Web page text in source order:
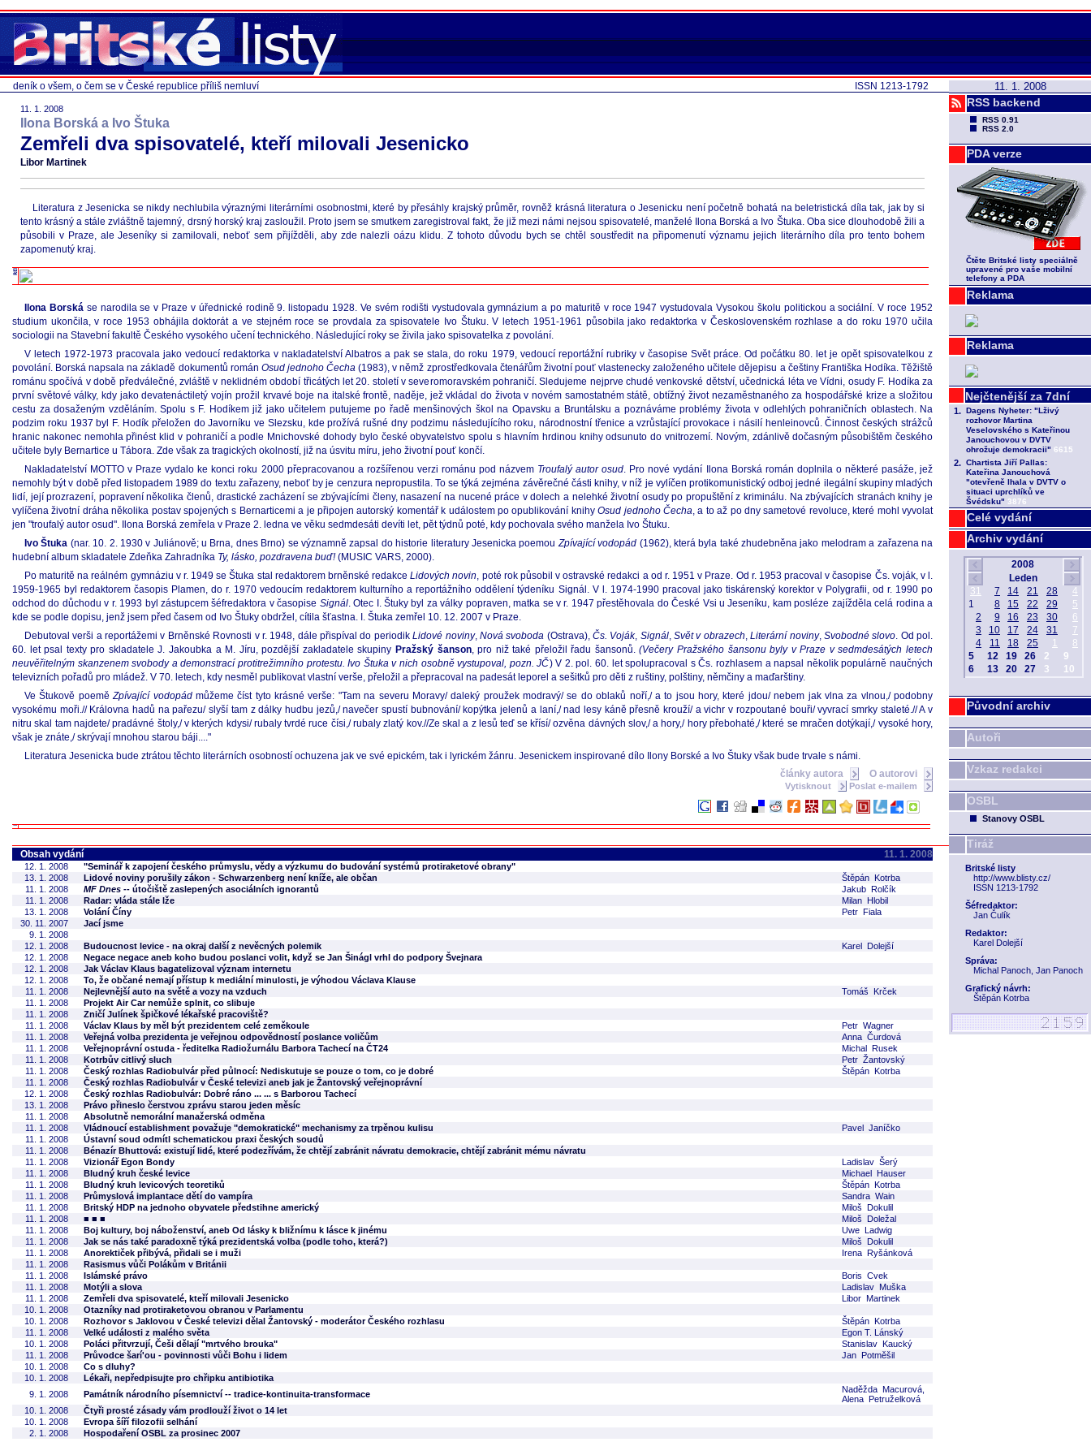
11. 1. 2008
RSS backend
RSS 0.91
RSS 2.0
PDA verze
Čtěte Britské listy speciálně
upravené pro vaše mobilní
telefony a PDA
Reklama
Reklama
Celé vydání
Archiv vydání
Původní archiv
Autoři
Vzkaz redakci
OSBL
Stanovy OSBL
Tiráž
Britské listy
http://www.blisty.cz/
ISSN 1213-1792
Šéfredaktor:
Jan Čulík
Redaktor:
Karel Dolejší
Správa:
Michal Panoch, Jan Panoch
Grafický návrh:
Štěpán Kotrba
ISSN 1213-1792
deník o všem, o čem se v České republice příliš nemluví
11. 1. 2008
Ilona Borská a Ivo Štuka
Zemřeli dva spisovatelé, kteří milovali Jesenicko
Libor Martinek
Literatura z Jesenicka se nikdy nechlubila výraznými literárními osobnostmi, které by přesáhly krajský průměr, rovněž krásná literatura o Jesenicku není početně bohatá na beletristická díla tak, jak by si
tento krásný a stále zvláštně tajemný, drsný horský kraj zasloužil. Proto jsem se smutkem zaregistroval fakt, že již mezi námi nejsou spisovatelé, manželé Ilona Borská a Ivo Štuka. Oba sice dlouhodobě žili a
působili v Praze, ale Jeseníky si zamilovali, neboť sem přijížděli, aby zde nalezli oázu klidu. Z tohoto důvodu bych se chtěl soustředit na připomenutí významu jejich literárního díla pro tento bohem
zapomenutý kraj.
Ilona Borskáse narodila se v Praze v úřednické rodině 9. listopadu 1928. Ve svém rodišti vystudovala gymnázium a po maturitě v roce 1947 vystudovala Vysokou školu politickou a sociální. V roce 1952
studium ukončila, v roce 1953 obhájila doktorát a ve stejném roce se provdala za spisovatele Ivo Štuku. V letech 1951-1961 působila jako redaktorka v Československém rozhlase a do roku 1970 učila
sociologii na Stavební fakultě Českého vysokého učení technického. Následující roky se živila jako spisovatelka z povolání.
V letech 1972-1973 pracovala jako vedoucí redaktorka v nakladatelství Albatros a pak se stala, do roku 1979, vedoucí reportážní rubriky v časopise Svět práce. Od počátku 80. let je opět spisovatelkou z
povolání. Borská napsala na základě dokumentů román Osud jednoho Čecha (1983), v němž zprostředkovala čtenářům životní pouť vlastenecky založeného učitele dějepisu a češtiny Františka Hodíka. Těžiště
románu spočívá v době předválečné, zvláště v neklidném období třicátých let 20. století v severomoravském pohraničí. Sledujeme nejprve chudé venkovské dětství, učednická léta ve Vídni, osudy F. Hodíka za
první světové války, kdy jako devatenáctiletý vojín prožil krvavé boje na italské frontě, naděje, jež vkládal do života v novém samostatném státě, obtížný život nezaměstnaného za hospodářské krize a složitou
cestu za dosaženým vzděláním. Spolu s F. Hodíkem již jako učitelem putujeme po řadě menšinových škol na Opavsku a Bruntálsku a poznáváme problémy života v odlehlých pohraničních oblastech. Na
podzim roku 1937 byl F. Hodík přeložen do Javorníku ve Slezsku, kde prožívá rušné dny podzimu následujícího roku, národnostní třenice a vzrůstající provokace i násilí henleinovců. Činnost českých strážců
hranic nakonec nemohla přinést klid v pohraničí a podle Mnichovské dohody bylo české obyvatelstvo spolu s hlavním hrdinou knihy odsunuto do vnitrozemí. Novým, zdánlivě dočasným působištěm českého
učitele byly Bernartice u Tábora. Zde však za tragických okolností, již na úsvitu míru, jeho životní pouť končí.
Nakladatelství MOTTO v Praze vydalo ke konci roku 2000 přepracovanou a rozšířenou verzi románu pod názvem Troufalý autor osud. Pro nové vydání Ilona Borská román doplnila o některé pasáže, jež
nemohly být v době před listopadem 1989 do textu zařazeny, neboť by je cenzura nepropustila. To se týká zejména závěrečné části knihy, v níž je vylíčen protikomunistický odboj jedné ilegální skupiny mladých
lidí, její prozrazení, popravení několika členů, drastické zacházení se zbývajícími členy, nasazení na nucené práce v dolech a nelehké životní osudy po propuštění z kriminálu. Na zbývajících stranách knihy je
vylíčena životní dráha několika postav spojených s Bernarticemi a je připojen autorský komentář k událostem po opublikování knihyOsud jednoho Čecha, a to až po dny sametové revoluce, které mohl vyvolat
jen "troufalý autor osud". Ilona Borská zemřela v Praze 2. ledna ve věku sedmdesáti devíti let, pět týdnů poté, kdy pochovala svého manžela Ivo Štuku.
Ivo Štuka (nar. 10. 2. 1930 v Juliánově; u Brna, dnes Brno) se významně zapsal do historie literatury Jesenicka poemouZpívající vodopád (1962), která byla také zhudebněna jako melodram a zařazena na
hudební album skladatele Zdeňka Zahradníka Ty, lásko, pozdravena buď!(MUSIC VARS, 2000).
Po maturitě na reálném gymnáziu v r. 1949 se Štuka stal redaktorem brněnské redakceLidových novin, poté rok působil v ostravské redakci a od r. 1951 v Praze. Od r. 1953 pracoval v časopise Čs. voják, v l.
1959-1965 byl redaktorem časopis Plamen, do r. 1970 vedoucím redaktorem kulturního a reportážního oddělení týdeníku Signál. V l. 1974-1990 pracoval jako tiskárenský korektor v Polygrafii, od r. 1990 po
odchod do důchodu v r. 1993 byl zástupcem šéfredaktora v časopise Signál. Otec I. Štuky byl za války popraven, matka se v r. 1947 přestěhovala do České Vsi u Jeseníku, kam posléze zajížděla celá rodina a
kde se podle dopisu, jenž jsem před časem od Ivo Štuky obdržel, cítila šťastna. I. Štuka zemřel 10. 12. 2007 v Praze.
Debutoval verši a reportážemi v Brněnské Rovnosti v r. 1948, dále přispíval do periodikLidové noviny, Nová svoboda (Ostrava), Čs. Voják, Signál,Svět v obrazech,Literární noviny, Svobodné slovo. Od pol.
60. let psal texty pro skladatele J. Jakoubka a M. Jíru, pozdější zakladatele skupiny Pražský šanson, pro niž také přeložil řadu šansonů.(Večery Pražského šansonu byly v Praze v sedmdesátých letech
neuvěřitelným skanzenem svobody a demonstrací protitrežimního protestu. Ivo Štuka v nich osobně vystupoval, pozn. JČ) V 2. pol. 60. let spolupracoval s Čs. rozhlasem a napsal několik populárně naučných
televizních pořadů pro mládež. V 70. letech, kdy nesměl publikovat vlastní verše, přeložil a přepracoval na padesát leporel a sešitků pro děti z ruštiny, polštiny, němčiny a maďarštiny.
Ve Štukově poeměZpívající vodopádmůžeme číst tyto krásné verše: "Tam na severu Moravy/ daleký proužek modravý/ se do oblaků noří,/ a to jsou hory, které jdou/ nebem jak vlna za vlnou,/ podobny
vysokému moři.// Královna hadů na pařezu/ slyší tam z dálky hudbu jezů,/ navečer spustí bubnování/ kopýtka jelenů a laní,/ nad lesy káně přesně krouží/ a vichr v rozpoutané bouři/ vyvrací smrky staleté.// A v
nitru skal tam najdete/ pradávné štoly,/ v kterých kdysi/ rubaly tvrdé ruce čísi,/ rubaly zlatý kov.//Ze skal a z lesů teď se křísí/ ozvěna dávných slov,/ a hory,/ hory přebohaté,/ které se mračen dotýkají,/ vysoké hory,
však je znáte,/ skrývají mnohou starou báji...."
Literatura Jesenicka bude ztrátou těchto literárních osobností ochuzena jak ve své epickém, tak i lyrickém žánru. Jesenickem inspirované dílo Ilony Borské a Ivo Štuky však bude trvale s námi.
články autora
O autorovi
Vytisknout Poslat e-mailem
Obsah vydání 11. 1. 2008
12. 1. 2008
"Seminář k zapojení českého průmyslu, vědy a výzkumu do budování systémů protiraketové obrany"
13. 1. 2008
Lidové noviny porušily zákon - Schwarzenberg není kníže, ale občan
Štěpán Kotrba
11. 1. 2008
MF Dnes -- útočiště zaslepených asociálních ignorantů
Jakub Rolčík
11. 1. 2008
Radar: vláda stále lže
Milan Hlobil
13. 1. 2008
Volání Číny
Petr Fiala
30. 11. 2007
Jací jsme
9. 1. 2008
12. 1. 2008
Budoucnost levice - na okraj další z nevěcných polemik
Karel Dolejší
12. 1. 2008
Negace negace aneb koho budou poslanci volit, když se Jan Šinágl vrhl do podpory Švejnara
12. 1. 2008
Jak Václav Klaus bagatelizoval význam internetu
12. 1. 2008
To, že občané nemají přístup k mediální minulosti, je výhodou Václava Klause
11. 1. 2008
Nejlevnější auto na světě a vozy na vzduch
Tomáš Krček
11. 1. 2008
Projekt Air Car nemůže splnit, co slibuje
11. 1. 2008
Zničí Julínek špičkové lékařské pracoviště?
11. 1. 2008
Václav Klaus by měl být prezidentem celé zeměkoule
Petr Wagner
11. 1. 2008
Veřejná volba prezidenta je veřejnou odpovědností poslance voličům
Anna Čurdová
11. 1. 2008
Veřejnoprávní ostuda - ředitelka Radiožurnálu Barbora Tachecí na ČT24
Michal Rusek
11. 1. 2008
Kotrbův citlivý sluch
Petr Žantovský
11. 1. 2008
Český rozhlas Radiobulvár před půlnocí: Nediskutuje se pouze o tom, co je dobré
Štěpán Kotrba
11. 1. 2008
Český rozhlas Radiobulvár v České televizi aneb jak je Žantovský veřejnoprávní
12. 1. 2008
Český rozhlas Radiobulvár: Dobré ráno ... ... s Barborou Tachecí
13. 1. 2008
Právo přineslo čerstvou zprávu starou jeden měsíc
11. 1. 2008
Absolutně nemorální manažerská odměna
11. 1. 2008
Vládnoucí establishment považuje "demokratické" mechanismy za trpěnou kulisu
Pavel Janíčko
11. 1. 2008
Ústavní soud odmítl schematickou praxi českých soudů
11. 1. 2008
Bénazír Bhuttová: existují lidé, které podezřívám, že chtějí zabránit návratu demokracie, chtějí zabránit mému návratu
11. 1. 2008
Vizionář Egon Bondy
Ladislav Šerý
11. 1. 2008
Bludný kruh české levice
Michael Hauser
11. 1. 2008
Bludný kruh levicových teoretiků
Štěpán Kotrba
11. 1. 2008
Průmyslová implantace dětí do vampíra
Sandra Wain
11. 1. 2008
Britský HDP na jednoho obyvatele předstihne americký
Miloš Dokulil
11. 1. 2008
■ ■ ■
Miloš Doležal
11. 1. 2008
Boj kultury, boj náboženství, aneb Od lásky k bližnímu k lásce k jinému
Uwe Ladwig
11. 1. 2008
Jak se nás také paradoxně týká prezidentská volba (podle toho, která?)
Miloš Dokulil
11. 1. 2008
Anorektiček přibývá, přidali se i muži
Irena Ryšánková
11. 1. 2008
Rasismus vůči Polákům v Británii
11. 1. 2008
Islámské právo
Boris Cvek
11. 1. 2008
Motýli a slova
Ladislav Muška
11. 1. 2008
Zemřeli dva spisovatelé, kteří milovali Jesenicko
Libor Martinek
10. 1. 2008
Otazníky nad protiraketovou obranou v Parlamentu
10. 1. 2008
Rozhovor s Jaklovou v České televizi dělal Žantovský - moderátor Českého rozhlasu
Štěpán Kotrba
11. 1. 2008
Velké události z malého světa
Egon T. Lánský
10. 1. 2008
Poláci přitvrzují, Češi dělají "mrtvého brouka"
Stanislav Kaucký
11. 1. 2008
Průvodce šarí'ou - povinnosti vůči Bohu i lidem
Jan Potměšil
10. 1. 2008
Co s dluhy?
10. 1. 2008
Lékaři, nepředpisujte pro chřipku antibiotika
9. 1. 2008
Památník národního písemnictví -- tradice-kontinuita-transformace
Naděžda Macurová,
Alena Petruželková
10. 1. 2008
Čtyři prosté zásady vám prodlouží život o 14 let
10. 1. 2008
Evropa šíří filozofii selhání
2. 1. 2008
Hospodaření OSBL za prosinec 2007